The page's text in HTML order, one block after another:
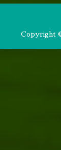
Copyright